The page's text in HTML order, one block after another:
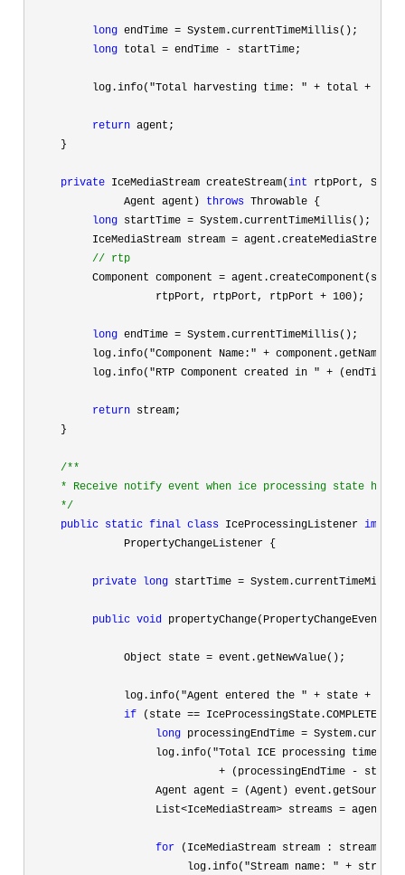
long endTime = System.currentTimeMillis();
long total = endTime - startTime;
          log.info(
"Total harvesting time: " + total +
return agent;
     }
private IceMediaStream createStream(int rtpPort, String
               Agent agent)
throws Throwable {
long startTime = System.currentTimeMillis();
          IceMediaStream stream
=
// rtp
          Component component =
                    rtpPort, rtpPort, rtpPort
+ 100 );
long endTime = System.currentTimeMillis();
          log.info(
"Component Name:" +
          log.info(
"RTP Component created in " +
return stream;
     }
/**
* Receive notify event when ice processing state has
*/
public static final class IceProcessingListener
               PropertyChangeListener {
private long startTime =
public void propertyChange(PropertyChangeEvent
               Object state
= event.getNewValue();
               log.info(
"Agent entered the " + state + "
if (state == IceProcessingState.COMPLETED) {
long processingEndTime =
                    log.info(
"Total ICE processing time: "
+ (processingEndTime -
                    Agent agent
= (Agent)
                    List
<IceMediaStream> streams =
for (IceMediaStream stream : streams) {
                         log.info(
"Stream name: " +